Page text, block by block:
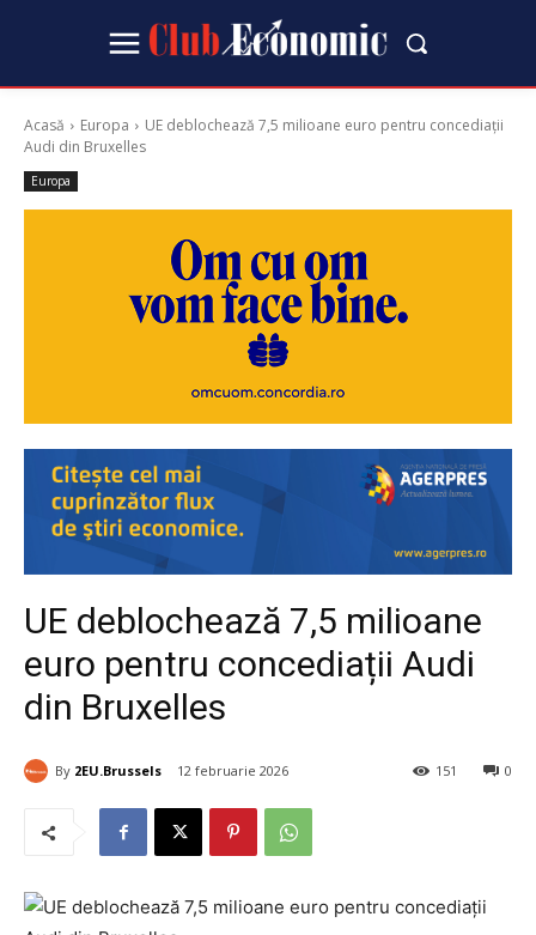
Acasă Europa
UE deblochează 7,5 milioane euro pentru concediații
Audi din Bruxelles
Europa
UE deblochează 7,5 milioane
euro pentru concediații Audi
din Bruxelles
By 2EU.Brussels 12 februarie 2026 0
151